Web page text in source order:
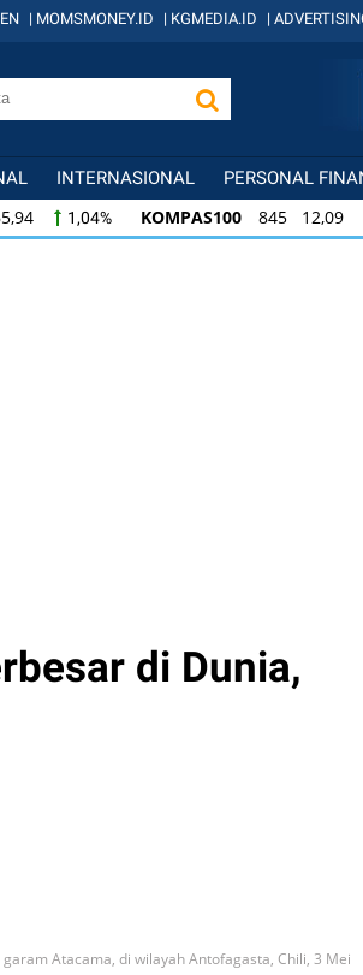
| MOMSMONEY.ID | KGMEDIA.ID |
INTERNASIONAL PERSONAL
1,04% KOMPAS100 845 12,09
12,09 1,45% LQ45 640 9,44
di Dunia,
Atacama, di wilayah Antofagasta, Chili, 3 Mei